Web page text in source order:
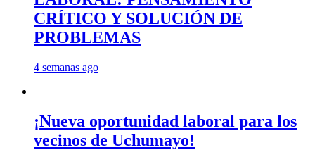
CRÍTICO Y SOLUCIÓN DE
PROBLEMAS
4 semanas ago
¡Nueva oportunidad laboral para los
vecinos de Uchumayo!